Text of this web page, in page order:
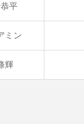
平
ミン
輝